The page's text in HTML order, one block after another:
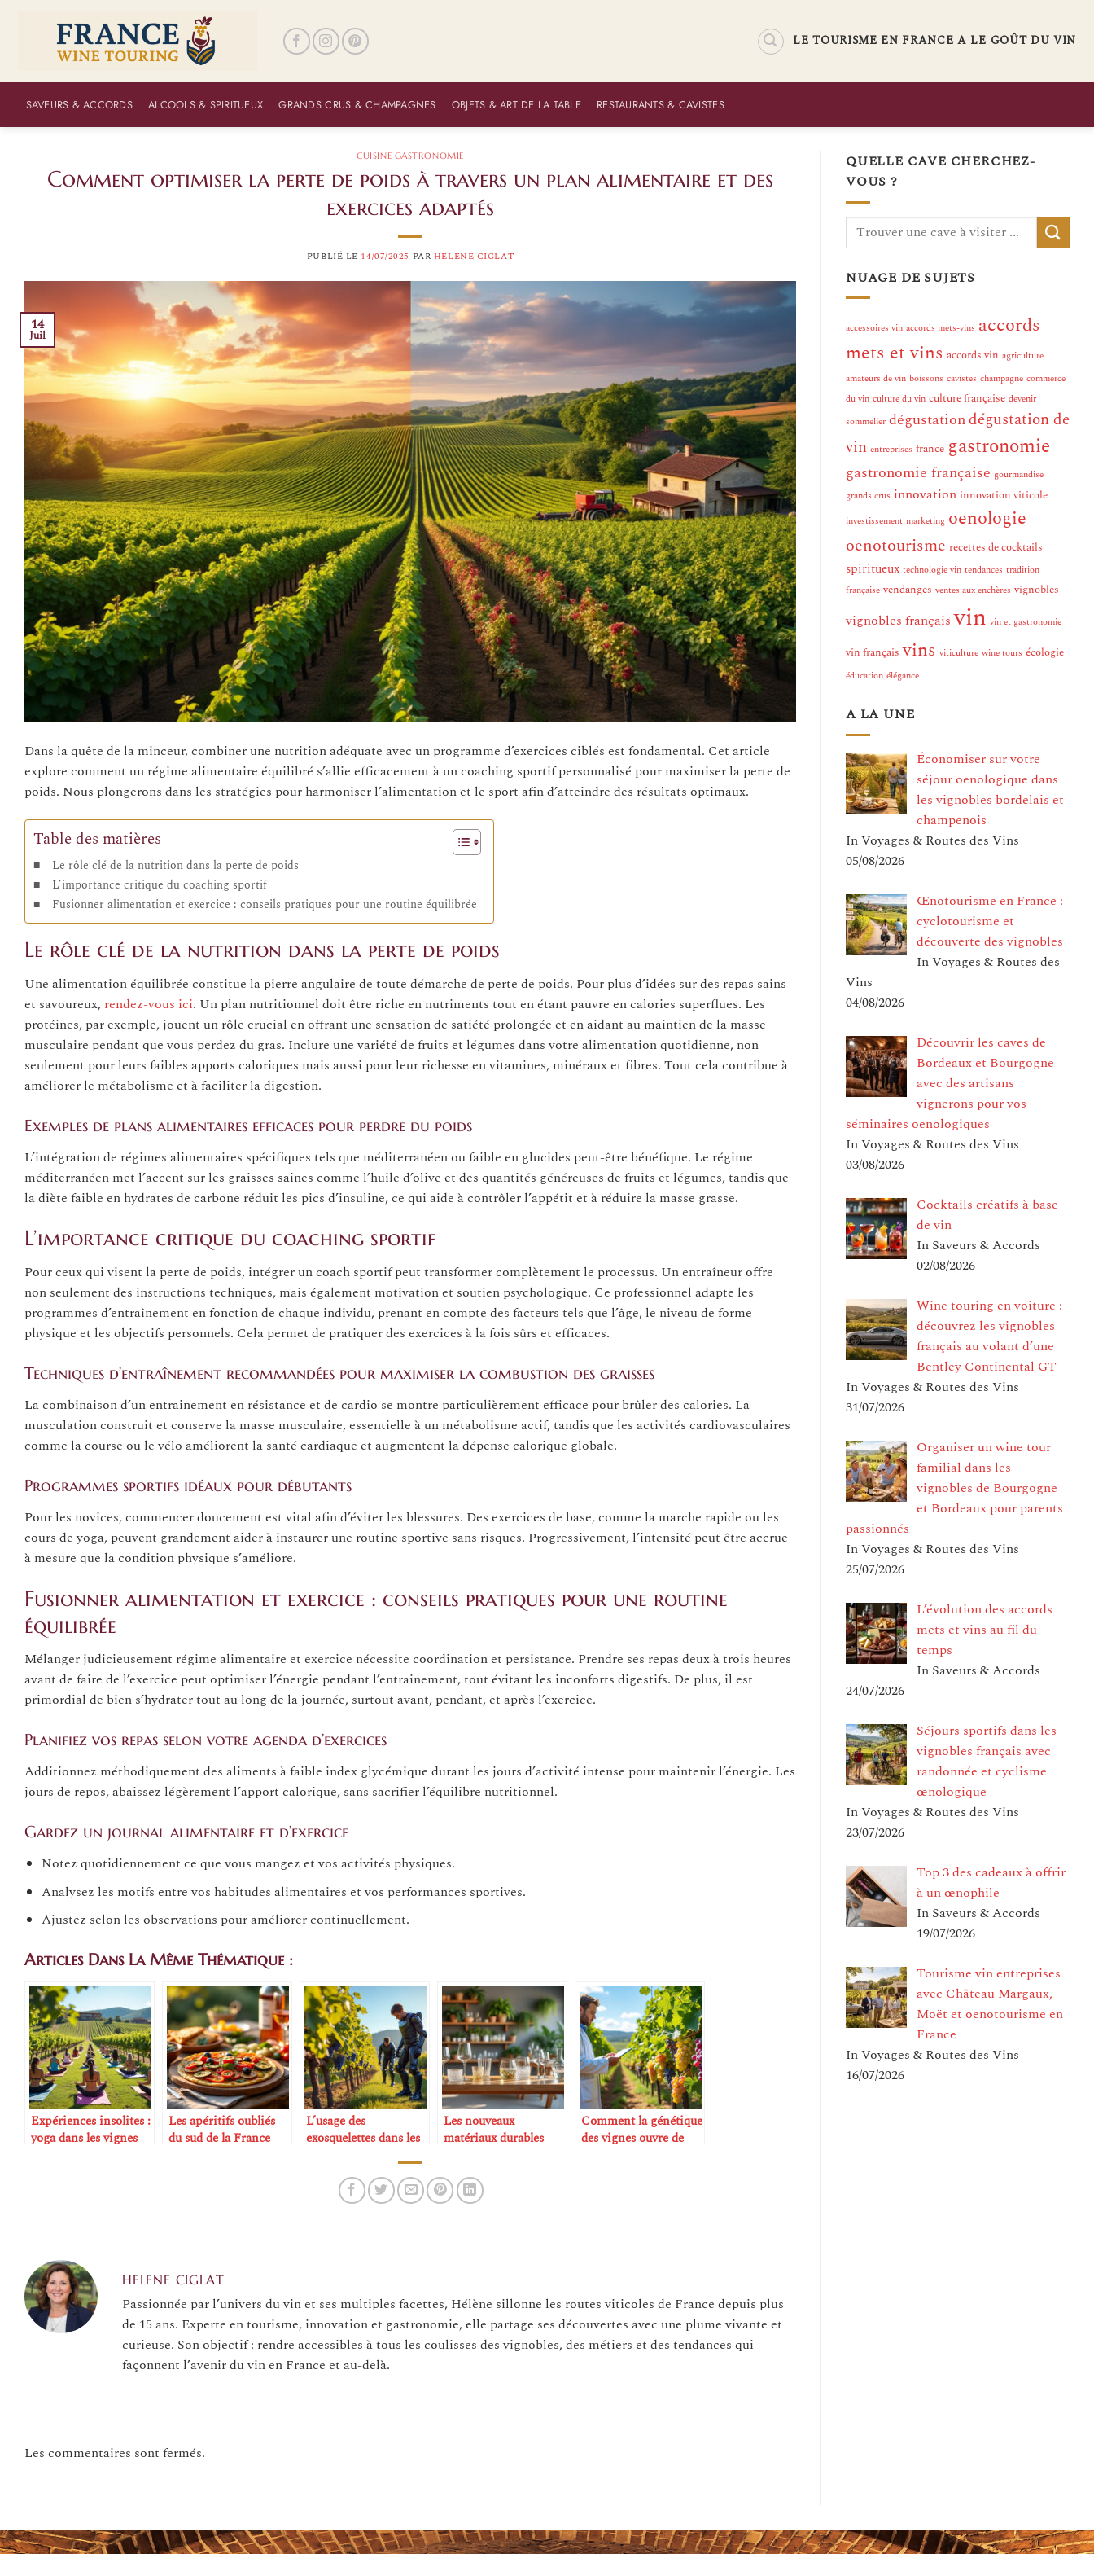
LE TOURISME EN FRANCE A LE GOÛT DU VIN
SAVEURS & ACCORDS ALCOOLS & SPIRITUEUX GRANDS CRUS & CHAMPAGNES OBJETS & ART DE LA TABLE RESTAURANTS & CAVISTES
CUISINE GASTRONOMIE
Comment optimiser la perte de poids à travers un plan alimentaire et des
exercices adaptés
PUBLIÉ LE 14/07/2025 PAR HELENE CIGLAT
14
Juil
Dans la quête de la minceur, combiner une nutrition adéquate avec un programme d’exercices ciblés est fondamental. Cet article
explore comment un régime alimentaire équilibré s’allie efficacement à un coaching sportif personnalisé pour maximiser la perte de
poids. Nous plongerons dans les stratégies pour harmoniser l’alimentation et le sport afin d’atteindre des résultats optimaux.
Table des matières
Le rôle clé de la nutrition dans la perte de poids
L’importance critique du coaching sportif
Fusionner alimentation et exercice : conseils pratiques pour une routine équilibrée
Le rôle clé de la nutrition dans la perte de poids
Une alimentation équilibrée constitue la pierre angulaire de toute démarche de perte de poids. Pour plus d’idées sur des repas sains
et savoureux, rendez-vous ici. Un plan nutritionnel doit être riche en nutriments tout en étant pauvre en calories superflues. Les
protéines, par exemple, jouent un rôle crucial en offrant une sensation de satiété prolongée et en aidant au maintien de la masse
musculaire pendant que vous perdez du gras. Inclure une variété de fruits et légumes dans votre alimentation quotidienne, non
seulement pour leurs faibles apports caloriques mais aussi pour leur richesse en vitamines, minéraux et fibres. Tout cela contribue à
améliorer le métabolisme et à faciliter la digestion.
Exemples de plans alimentaires efficaces pour perdre du poids
L’intégration de régimes alimentaires spécifiques tels que méditerranéen ou faible en glucides peut-être bénéfique. Le régime
méditerranéen met l’accent sur les graisses saines comme l’huile d’olive et des quantités généreuses de fruits et légumes, tandis que
la diète faible en hydrates de carbone réduit les pics d’insuline, ce qui aide à contrôler l’appétit et à réduire la masse grasse.
L’importance critique du coaching sportif
Pour ceux qui visent la perte de poids, intégrer un coach sportif peut transformer complètement le processus. Un entraîneur offre
non seulement des instructions techniques, mais également motivation et soutien psychologique. Ce professionnel adapte les
programmes d’entraînement en fonction de chaque individu, prenant en compte des facteurs tels que l’âge, le niveau de forme
physique et les objectifs personnels. Cela permet de pratiquer des exercices à la fois sûrs et efficaces.
Techniques d’entraînement recommandées pour maximiser la combustion des graisses
La combinaison d’un entrainement en résistance et de cardio se montre particulièrement efficace pour brûler des calories. La
musculation construit et conserve la masse musculaire, essentielle à un métabolisme actif, tandis que les activités cardiovasculaires
comme la course ou le vélo améliorent la santé cardiaque et augmentent la dépense calorique globale.
Programmes sportifs idéaux pour débutants
Pour les novices, commencer doucement est vital afin d’éviter les blessures. Des exercices de base, comme la marche rapide ou les
cours de yoga, peuvent grandement aider à instaurer une routine sportive sans risques. Progressivement, l’intensité peut être accrue
à mesure que la condition physique s’améliore.
Fusionner alimentation et exercice : conseils pratiques pour une routine
équilibrée
Mélanger judicieusement régime alimentaire et exercice nécessite coordination et persistance. Prendre ses repas deux à trois heures
avant de faire de l’exercice peut optimiser l’énergie pendant l’entrainement, tout évitant les inconforts digestifs. De plus, il est
primordial de bien s’hydrater tout au long de la journée, surtout avant, pendant, et après l’exercice.
Planifiez vos repas selon votre agenda d’exercices
Additionnez méthodiquement des aliments à faible index glycémique durant les jours d’activité intense pour maintenir l’énergie. Les
jours de repos, abaissez légèrement l’apport calorique, sans sacrifier l’équilibre nutritionnel.
Gardez un journal alimentaire et d’exercice
Notez quotidiennement ce que vous mangez et vos activités physiques.
Analysez les motifs entre vos habitudes alimentaires et vos performances sportives.
Ajustez selon les observations pour améliorer continuellement.
Articles Dans La Même Thématique :
Expériences insolites :
yoga dans les vignes
Les apéritifs oubliés
du sud de la France
L’usage des
exosquelettes dans les
Les nouveaux
matériaux durables
Comment la génétique
des vignes ouvre de
HELENE CIGLAT
Passionnée par l’univers du vin et ses multiples facettes, Hélène sillonne les routes viticoles de France depuis plus
de 15 ans. Experte en tourisme, innovation et gastronomie, elle partage ses découvertes avec une plume vivante et
curieuse. Son objectif : rendre accessibles à tous les coulisses des vignobles, des métiers et des tendances qui
façonnent l’avenir du vin en France et au-delà.
Les commentaires sont fermés.
QUELLE CAVE CHERCHEZ-
VOUS ?
NUAGE DE SUJETS
accessoires vin accords mets-vins accords
mets et vins accords vin agriculture
amateurs de vin boissons cavistes champagne commerce
du vin culture du vin culture française devenir
sommelier dégustationdégustation de
vin entreprises france gastronomie
gastronomie française gourmandise
grands crus innovation innovation viticole
investissement marketing oenologie
oenotourisme recettes de cocktails
spiritueux technologie vin tendances tradition
française vendanges ventes aux enchères vignobles
vignobles français vin vin et gastronomie
vin français vins viticulture wine tours écologie
éducation élégance
A LA UNE
Économiser sur votre
séjour oenologique dans
les vignobles bordelais et
champenois
In Voyages & Routes des Vins
05/08/2026
Œnotourisme en France :
cyclotourisme et
découverte des vignobles
In Voyages & Routes des
Vins
04/08/2026
Découvrir les caves de
Bordeaux et Bourgogne
avec des artisans
vignerons pour vos
séminaires oenologiques
In Voyages & Routes des Vins
03/08/2026
Cocktails créatifs à base
de vin
In Saveurs & Accords
02/08/2026
Wine touring en voiture :
découvrez les vignobles
français au volant d’une
Bentley Continental GT
In Voyages & Routes des Vins
31/07/2026
Organiser un wine tour
familial dans les
vignobles de Bourgogne
et Bordeaux pour parents
passionnés
In Voyages & Routes des Vins
25/07/2026
L’évolution des accords
mets et vins au fil du
temps
In Saveurs & Accords
24/07/2026
Séjours sportifs dans les
vignobles français avec
randonnée et cyclisme
œnologique
In Voyages & Routes des Vins
23/07/2026
Top 3 des cadeaux à offrir
à un œnophile
In Saveurs & Accords
19/07/2026
Tourisme vin entreprises
avec Château Margaux,
Moët et oenotourisme en
France
In Voyages & Routes des Vins
16/07/2026